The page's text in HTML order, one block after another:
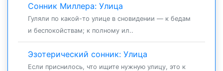
Сонник Миллера: Улица
Гуляли по какой-то улице в сновидении — к бедам
и беспокойствам; к полному ил..
Эзотерический сонник: Улица
Если приснилось, что ищите нужную улицу, это к